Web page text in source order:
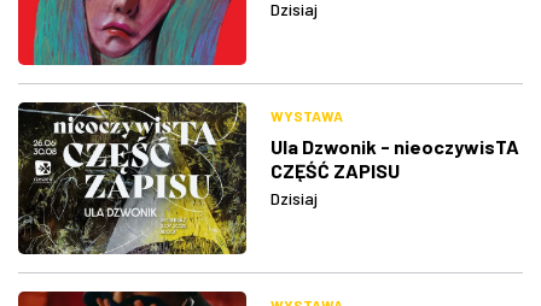
Dzisiaj
WYSTAWA
Ula Dzwonik - nieoczywisTA
CZĘŚĆ ZAPISU
Dzisiaj